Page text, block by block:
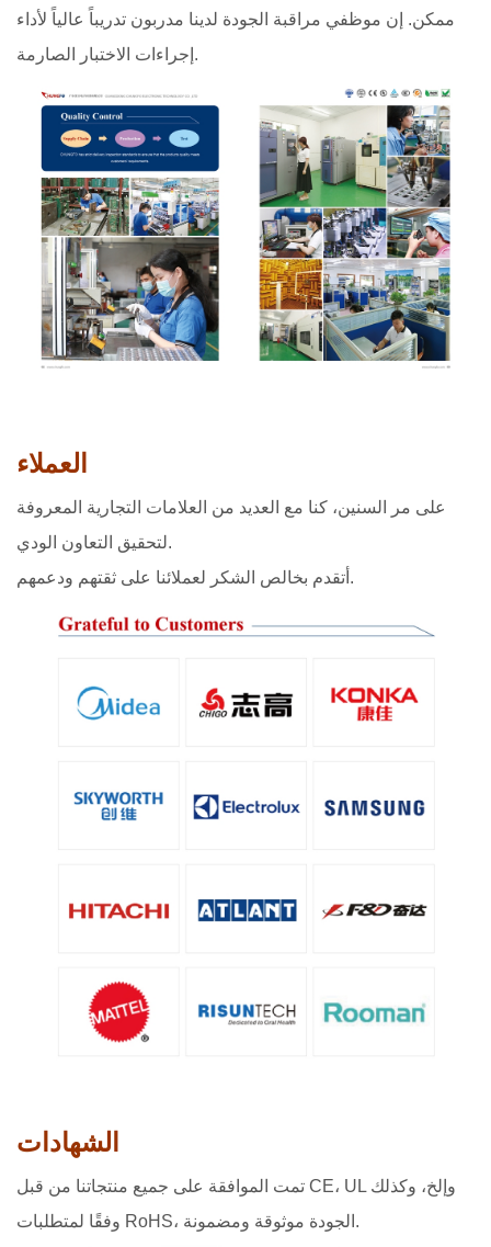
ممكن. إن موظفي مراقبة الجودة لدينا مدربون تدريباً عالياً لأداء
إجراءات الاختبار الصارمة.
العملاء
على مر السنين، كنا مع العديد من العلامات التجارية المعروفة
لتحقيق التعاون الودي.
أتقدم بخالص الشكر لعملائنا على ثقتهم ودعمهم.
الشهادات
تمت الموافقة على جميع منتجاتنا من قبل CE، UL وإلخ، وكذلك
وفقًا لمتطلبات RoHS، الجودة موثوقة ومضمونة.